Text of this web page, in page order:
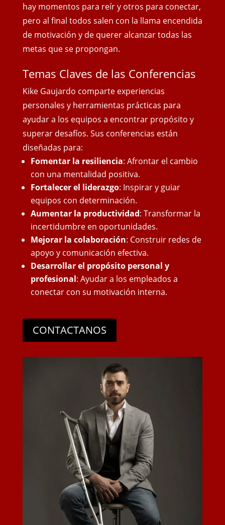
hay momentos para reír y otros para conectar,
pero al final todos salen con la llama encendida
de motivación y de querer alcanzar todas las
metas que se propongan.
Temas Claves de las Conferencias
Kike Gaujardo comparte experiencias
personales y herramientas prácticas para
ayudar a los equipos a encontrar propósito y
superar desafíos. Sus conferencias están
diseñadas para:
Fomentar la resiliencia: Afrontar el cambio
con una mentalidad positiva.
Fortalecer el liderazgo: Inspirar y guiar
equipos con determinación.
Aumentar la productividad: Transformar la
incertidumbre en oportunidades.
Mejorar la colaboración: Construir redes de
apoyo y comunicación efectiva.
Desarrollar el propósito personal y
profesional: Ayudar a los empleados a
conectar con su motivación interna.
CONTACTANOS